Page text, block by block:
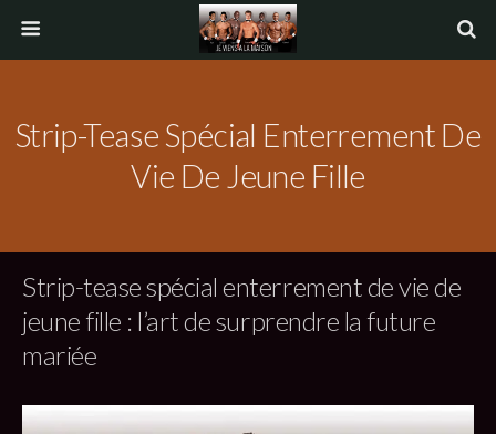
Strip-Tease Spécial Enterrement De
Vie De Jeune Fille
Strip-tease spécial enterrement de vie de
jeune fille : l’art de surprendre la future
mariée